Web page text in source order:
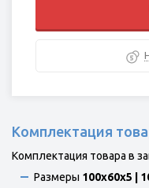
Комплектация
Комплектация товара в
Размеры 100х60х5 |